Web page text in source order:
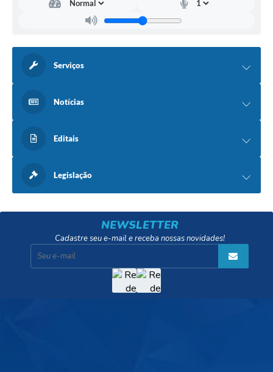
Serviços
Notícias
Editais
Legislação
NEWSLETTER
Cadastre seu e-mail e receba nossas novidades!